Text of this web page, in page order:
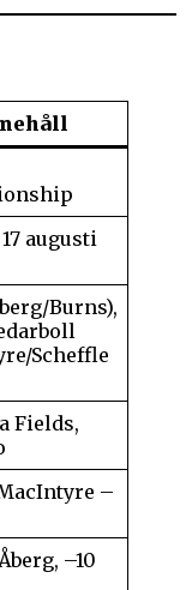
augusti
Burns),
Scheffle
Fields,
–
–10